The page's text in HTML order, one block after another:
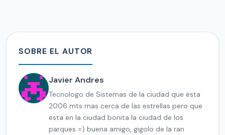
SOBRE EL AUTOR
Javier Andres
Tecnologo de Sistemas de la ciudad que esta
2006 mts mas cerca de las estrellas pero que
esta en la ciudad bonita la ciudad de los
parques =) buena amigo, gigolo de la ran